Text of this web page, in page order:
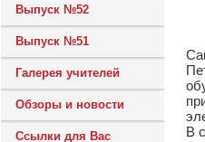
Выпуск №52
Выпуск №51
Галерея учителей
Обзоры и новости
Ссылки для Вас
С
В